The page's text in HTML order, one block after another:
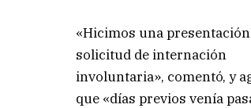
«Hicimos una
solicitud de internación
involuntaria», comentó, y
que «días previos venía